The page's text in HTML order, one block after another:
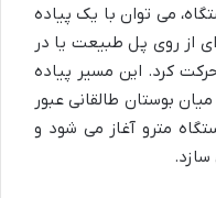
می توان با یک پیاده
حدود ۱۵ دقیقه ای از روی پل طبیعت یا در
کرد. این مسیر پیاده
بوستان طالقانی عبور
مترو آغاز می شود و